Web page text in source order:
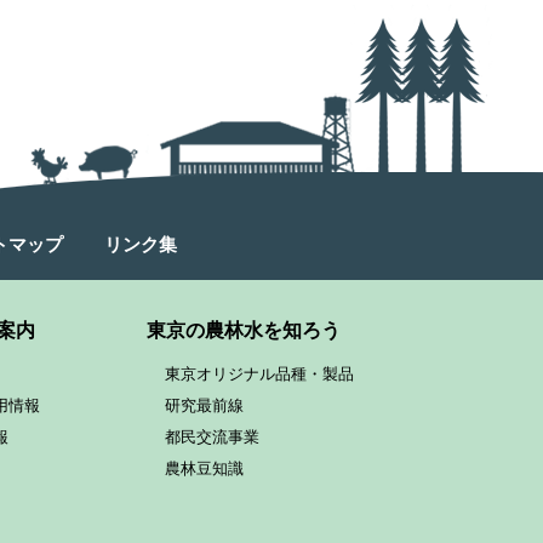
マップ リンク集
内
情報
東京の農林水を知ろう
東京オリジナル品種・製品
研究最前線
都民交流事業
農林豆知識